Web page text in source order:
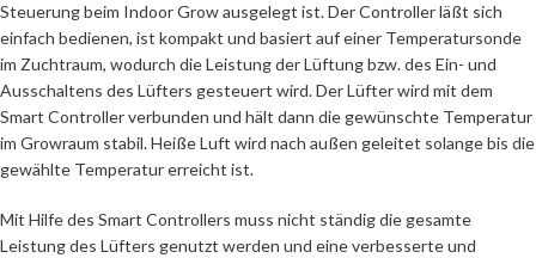
Steuerung beim Indoor Grow ausgelegt ist. Der Controller läßt sich
einfach bedienen, ist kompakt und basiert auf einer Temperatursonde
im Zuchtraum, wodurch die Leistung der Lüftung bzw. des Ein- und
Ausschaltens des Lüfters gesteuert wird. Der Lüfter wird mit dem
Smart Controller verbunden und hält dann die gewünschte Temperatur
im Growraum stabil. Heiße Luft wird nach außen geleitet solange bis die
gewählte Temperatur erreicht ist.
Mit Hilfe des Smart Controllers muss nicht ständig die gesamte
Leistung des Lüfters genutzt werden und eine verbesserte und